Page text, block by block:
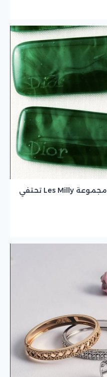
ديور تدعو الطبيعة إلى المنزل.. مجموعة Les Milly تحتفي